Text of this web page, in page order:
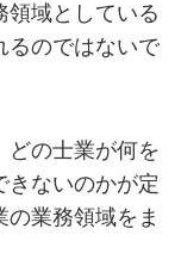
領域としている
るのではないで
どの士業が何を
きないのかが定
業務領域をま